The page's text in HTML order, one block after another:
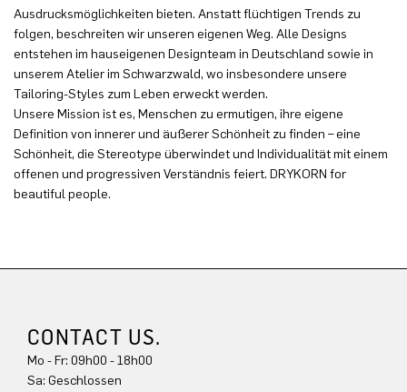
Ausdrucksmöglichkeiten bieten. Anstatt flüchtigen Trends zu
folgen, beschreiten wir unseren eigenen Weg. Alle Designs
entstehen im hauseigenen Designteam in Deutschland sowie in
unserem Atelier im Schwarzwald, wo insbesondere unsere
Tailoring-Styles zum Leben erweckt werden.
Unsere Mission ist es, Menschen zu ermutigen, ihre eigene
Definition von innerer und äußerer Schönheit zu finden – eine
Schönheit, die Stereotype überwindet und Individualität mit einem
offenen und progressiven Verständnis feiert. DRYKORN for
beautiful people.
CONTACT US.
Mo - Fr: 09h00 - 18h00
Sa: Geschlossen